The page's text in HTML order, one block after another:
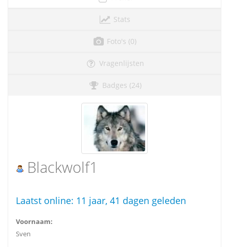
Stats
Foto's (0)
Vragenlijsten
Badges (24)
Blackwolf1
Laatst online: 11 jaar, 41 dagen geleden
Voornaam:
Sven